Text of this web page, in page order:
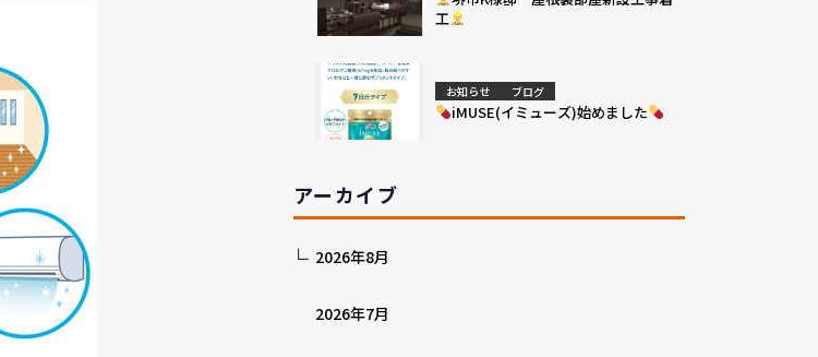
工
お知らせ ブログ
iMUSE(イミューズ)始めました
アーカイブ
2026年8月
2026年7月